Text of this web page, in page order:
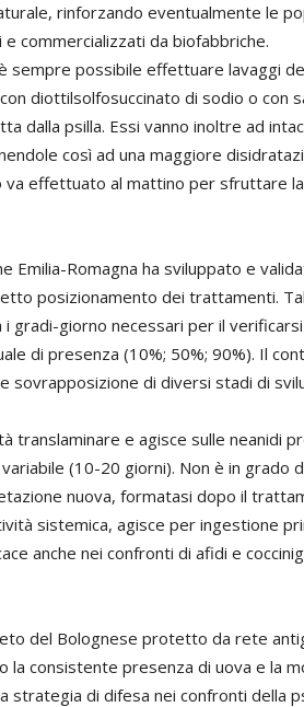
rinforzando eventualmente le
commercializzati da biofabbriche.
sempre possibile effettuare lavaggi
diottilsolfosuccinato di sodio o con
dalla psilla. Essi vanno inoltre ad
così ad una maggiore
effettuato al mattino per sfruttare
Emilia-Romagna ha sviluppato e
posizionamento dei trattamenti.
i gradi-giorno necessari per il
di presenza (10%; 50%; 90%). Il
sovrapposizione di diversi stadi di
translaminare e agisce sulle neanidi
(10-20 giorni). Non è in grado
nuova, formatasi dopo il
sistemica, agisce per ingestione
anche nei confronti di afidi e
del Bolognese protetto da rete
la consistente presenza di uova e la
strategia di difesa nei confronti della